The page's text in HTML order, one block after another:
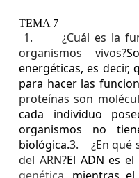
TEMA 7
1.
¿Cuál es la
organismos vivos?
energéticas, es decir,
para hacer las
proteínas son
cada individuo
organismos no
biológica.3.
¿En qué
del ARN?El ADN es